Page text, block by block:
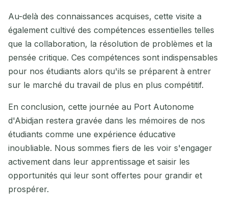
Au-delà des connaissances acquises, cette visite a
également cultivé des compétences essentielles telles
que la collaboration, la résolution de problèmes et la
pensée critique. Ces compétences sont indispensables
pour nos étudiants alors qu'ils se préparent à entrer
sur le marché du travail de plus en plus compétitif.
En conclusion, cette journée au Port Autonome
d'Abidjan restera gravée dans les mémoires de nos
étudiants comme une expérience éducative
inoubliable. Nous sommes fiers de les voir s'engager
activement dans leur apprentissage et saisir les
opportunités qui leur sont offertes pour grandir et
prospérer.